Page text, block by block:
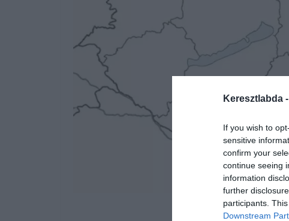
Keresztlabda -
If you wish to
sensitive
confirm your
continue seeing
information
further
participants.
Downstream